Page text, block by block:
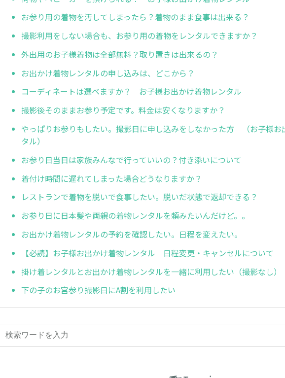
お参り用の着物を汚してしまったら？着物のまま食事は出来る？
撮影利用をしない場合も、お参り用の着物をレンタルできますか？
外出用のお子様着物は全部無料？取り置きは出来るの？
お出かけ着物レンタルの申し込みは、どこから？
コーディネートは選べますか？ お子様お出かけ着物レンタル
撮影後そのままお参り予定です。料金は安くなりますか？
やっぱりお参りもしたい。撮影日に申し込みをしなかった方 （お子様お
タル）
お参り日当日は家族みんなで行っていいの？付き添いについて
着付け時間に遅れてしまった場合どうなりますか？
レストランで着物を脱いで食事したい。脱いだ状態で返却できる？
お参り日に日本髪や両親の着物レンタルを頼みたいんだけど。。
お出かけ着物レンタルの予約を確認したい。日程を変えたい。
【必読】お子様お出かけ着物レンタル 日程変更・キャンセルについて
掛け着レンタルとお出かけ着物レンタルを一緒に利用したい（撮影なし）
下の子のお宮参り撮影日にA割を利用したい